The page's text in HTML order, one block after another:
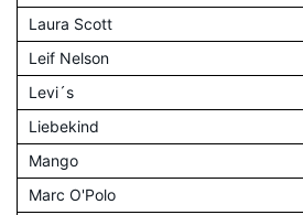
Laura Scott
Leif Nelson
Levi´s
Liebekind
Mango
Marc O'Polo